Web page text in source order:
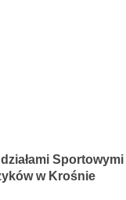
Sportowymi
w Krośnie